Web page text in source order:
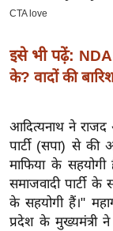
सा
बे
ल
श
ख्सि
य
त
इसे भी पढ़ें: NDA
के? वादों की
आदित्यनाथ ने राजद
पार्टी (सपा) से की
माफिया के सहयोगी
समाजवादी पार्टी
के सहयोगी हैं।"
प्रदेश के मुख्यमंत्री